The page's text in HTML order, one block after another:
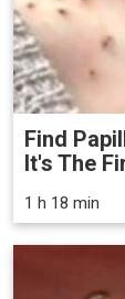
Find
It's The
1 h 18 min